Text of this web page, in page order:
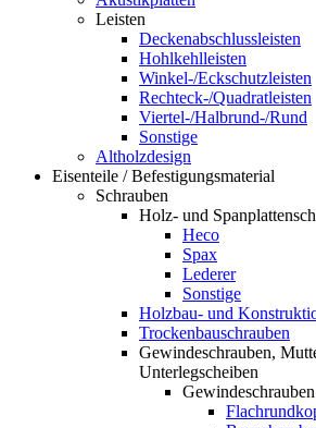
Leisten
Deckenabschlussleisten
Hohlkehlleisten
Winkel-/Eckschutzleisten
Rechteck-/Quadratleisten
Viertel-/Halbrund-/Rund
Sonstige
Altholzdesign
Eisenteile / Befestigungsmaterial
Schrauben
Holz- und
Heco
Spax
Lederer
Sonstige
Holzbau- und
Trockenbauschrauben
Gewindeschrauben,
Unterlegscheiben
Gewindeschrauben